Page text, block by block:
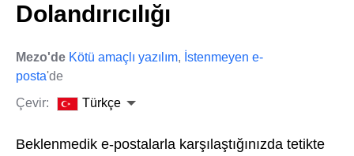
Dolandırıcılığı
Mezo'de Kötü amaçlı yazılım, İstenmeyen e-
posta'de
Çevir:
Türkçe
Beklenmedik e-postalarla karşılaştığınızda tetikte